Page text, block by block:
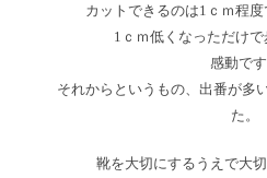
カットできるのは1ｃｍ程度
1ｃｍ低くなっただけで
感動です
それからというもの、出番が多
た。
靴を大切にするうえで大